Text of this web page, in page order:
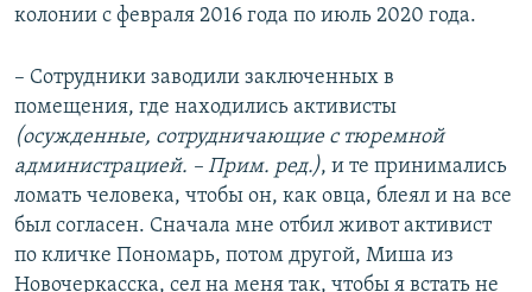
колонии с февраля 2016 года по июль 2020 года.
– Сотрудники заводили заключенных в
помещения, где находились активисты
(осужденные, сотрудничающие с тюремной
администрацией. – Прим. ред.), и те принимались
ломать человека, чтобы он, как овца, блеял и на все
был согласен. Сначала мне отбил живот активист
по кличке Пономарь, потом другой, Миша из
Новочеркасска, сел на меня так, чтобы я встать не